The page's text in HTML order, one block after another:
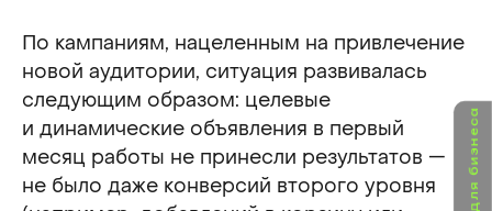
По кампаниям, нацеленным на привлечение
новой аудитории, ситуация развивалась
следующим образом: целевые
и динамические объявления в первый
месяц работы не принесли результатов —
не было даже конверсий второго уровня